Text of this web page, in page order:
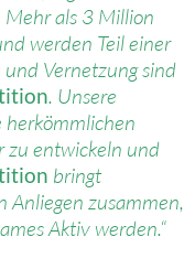
Mehr als 3 Million
werden Teil einer
Vernetzung sind
. Unsere
zu entwickeln und
bringt
Anliegen zusammen,
Aktiv werden.“